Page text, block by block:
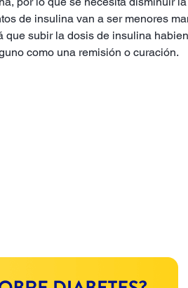
de insulina van a ser menores
subir la dosis de insulina
como una remisión o curación.